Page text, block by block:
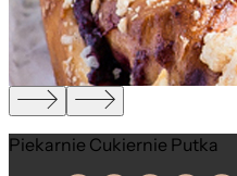
Piekarnie Cukiernie Putka